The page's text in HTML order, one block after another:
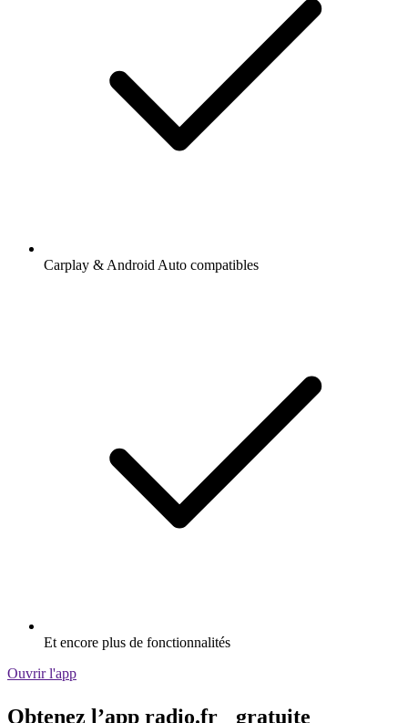
Carplay & Android Auto compatibles
Et encore plus de fonctionnalités
Ouvrir l'app
Obtenez l’app radio.fr gratuite